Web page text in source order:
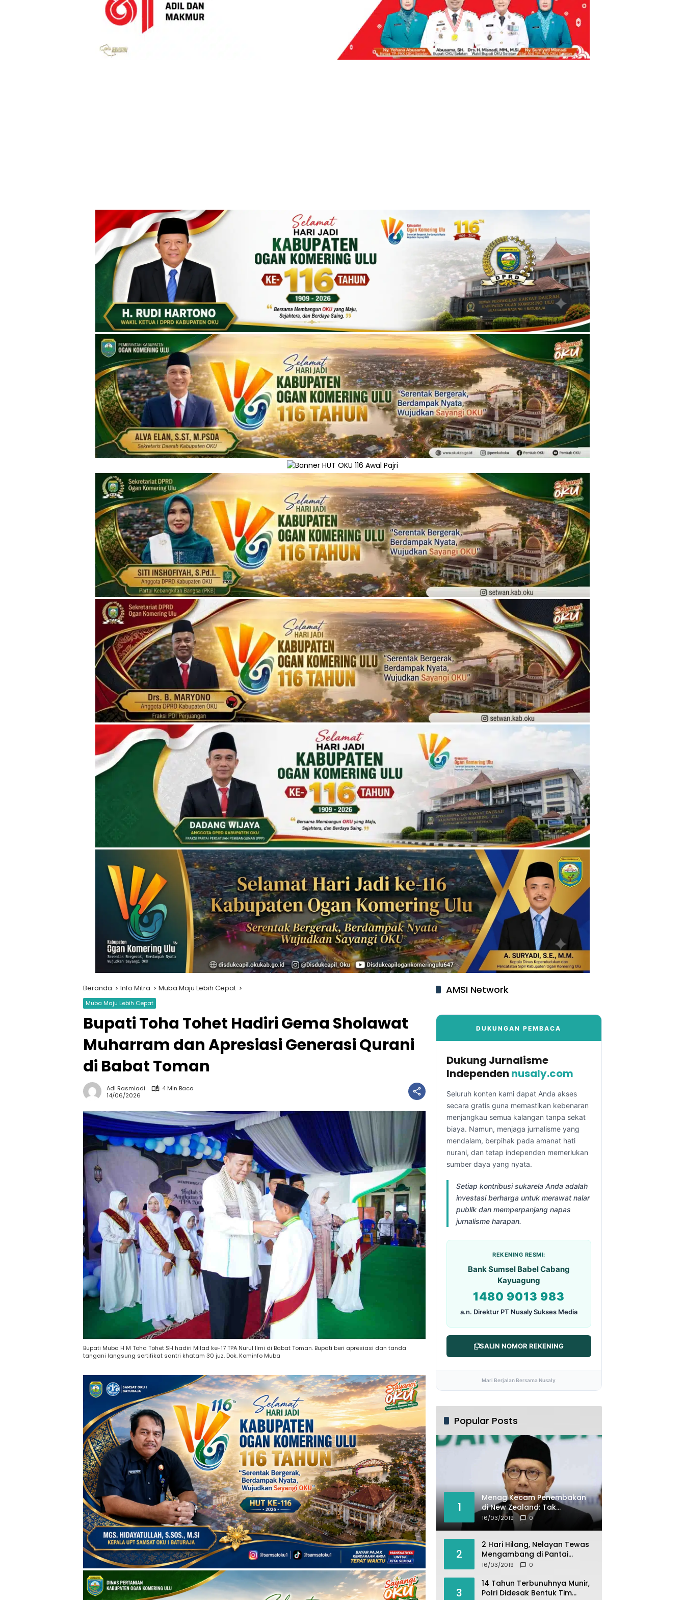
Beranda Info Mitra Muba Maju Lebih Cepat
Muba Maju Lebih Cepat
Bupati Toha Tohet Hadiri Gema Sholawat
Muharram dan Apresiasi Generasi Qurani
di Babat Toman
Adi Rasmiadi
4 Min Baca
14/06/2026
Bupati Muba H M Toha Tohet SH hadiri Milad ke-17 TPA Nurul Ilmi di Babat Toman. Bupati beri apresiasi dan tanda
tangani langsung sertifikat santri khatam 30 juz. Dok. Kominfo Muba
AMSI Network
DUKUNGAN PEMBACA
Dukung Jurnalisme
Independen nusaly.com
Seluruh konten kami dapat Anda akses
secara gratis guna memastikan kebenaran
menjangkau semua kalangan tanpa sekat
biaya. Namun, menjaga jurnalisme yang
mendalam, berpihak pada amanat hati
nurani, dan tetap independen memerlukan
sumber daya yang nyata.
Setiap kontribusi sukarela Anda adalah
investasi berharga untuk merawat nalar
publik dan memperpanjang napas
jurnalisme harapan.
REKENING RESMI:
Bank Sumsel Babel Cabang
Kayuagung
1480 9013 983
a.n. Direktur PT Nusaly Sukses Media
SALIN NOMOR REKENING
Mari Berjalan Bersama Nusaly
Popular Posts
1
Menag Kecam Penembakan
di New Zealand: Tak
Berperikemanusiaan!
16/03/2019 0
2
2 Hari Hilang, Nelayan Tewas
Mengambang di Pantai
Cipalawah Garut
16/03/2019 0
3
14 Tahun Terbunuhnya Munir,
Polri Didesak Bentuk Tim